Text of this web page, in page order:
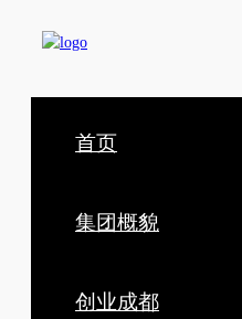
首页
集团概貌
创业成都